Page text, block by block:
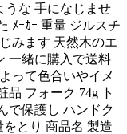
うな 手になじませ
ﾒｰｶｰ 重量 ジルスチ
みます 天然木のエ
一緒に購入で送料
って色合いやイメ
品 フォーク 74g ト
で保護し ハンドク
とり 商品名 製造